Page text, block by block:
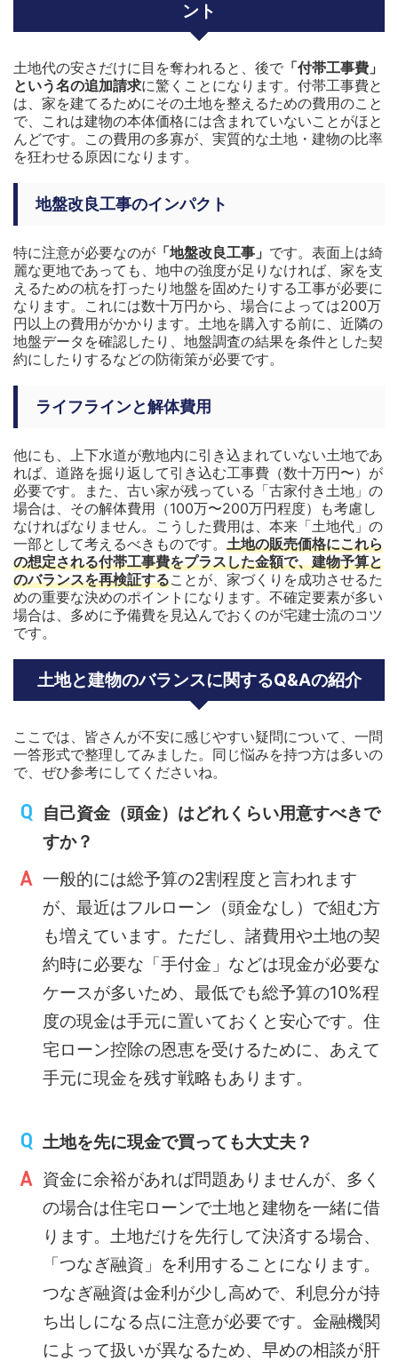
ント
土地代の安さだけに目を奪われると、後で 「付帯工事費」
という名の追加請求に驚くことになります。付帯工事費と
は、家を建てるためにその土地を整えるための費用のこと
で、これは建物の本体価格には含まれていないことがほと
んどです。この費用の多寡が、実質的な土地・建物の比率
を狂わせる原因になります。
地盤改良工事のインパクト
特に注意が必要なのが 「地盤改良工事」 です。表面上は綺
麗な更地であっても、地中の強度が足りなければ、家を支
えるための杭を打ったり地盤を固めたりする工事が必要に
なります。これには数十万円から、場合によっては200万
円以上の費用がかかります。土地を購入する前に、近隣の
地盤データを確認したり、地盤調査の結果を条件とした契
約にしたりするなどの防衛策が必要です。
ライフラインと解体費用
他にも、上下水道が敷地内に引き込まれていない土地であ
れば、道路を掘り返して引き込む工事費（数十万円〜）が
必要です。また、古い家が残っている「古家付き土地」の
場合は、その解体費用（100万〜200万円程度）も考慮し
なければなりません。こうした費用は、本来「土地代」の
一部として考えるべきものです。 土地の販売価格にこれら
の想定される付帯工事費をプラスした金額で、建物予算と
のバランスを再検証することが、家づくりを成功させるた
めの重要な決めのポイントになります。不確定要素が多い
場合は、多めに予備費を見込んでおくのが宅建士流のコツ
です。
土地と建物のバランスに関するQ&Aの紹介
ここでは、皆さんが不安に感じやすい疑問について、一問
一答形式で整理してみました。同じ悩みを持つ方は多いの
で、ぜひ参考にしてくださいね。
自己資金（頭金）はどれくらい用意すべきで
すか？
一般的には総予算の2割程度と言われます
が、最近はフルローン（頭金なし）で組む方
も増えています。ただし、諸費用や土地の契
約時に必要な「手付金」などは現金が必要な
ケースが多いため、最低でも総予算の10%程
度の現金は手元に置いておくと安心です。住
宅ローン控除の恩恵を受けるために、あえて
手元に現金を残す戦略もあります。
土地を先に現金で買っても大丈夫？
資金に余裕があれば問題ありませんが、多く
の場合は住宅ローンで土地と建物を一緒に借
ります。土地だけを先行して決済する場合、
「つなぎ融資」を利用することになります。
つなぎ融資は金利が少し高めで、利息分が持
ち出しになる点に注意が必要です。金融機関
によって扱いが異なるため、早めの相談が肝